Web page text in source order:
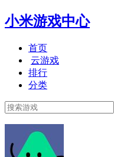
小米游戏中心
首页
云游戏
排行
分类